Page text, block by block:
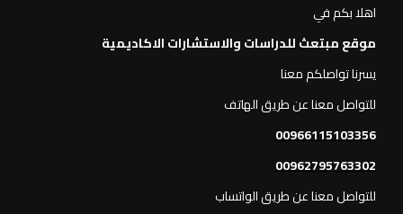
اهلا بكم في
موقع مبتعث للدراسات والاستشارات الاكاديمية
يسرنا تواصلكم معنا
للتواصل معنا عن طريق الهاتف
00966115103356
00962795763302
للتواصل معنا عن طريق الواتساب